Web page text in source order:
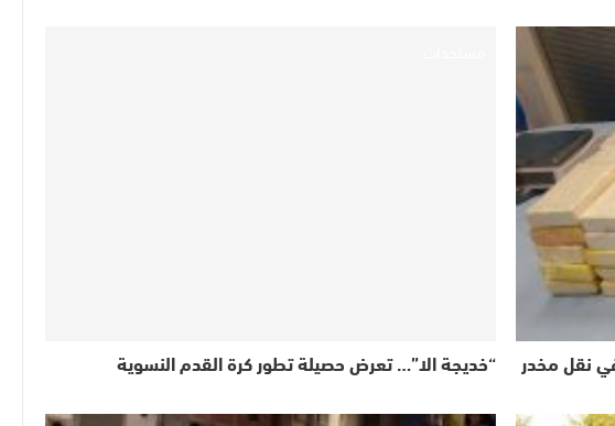
نقل مخدر “خديجة الا”… تعرض حصيلة تطور كرة القدم النسوية